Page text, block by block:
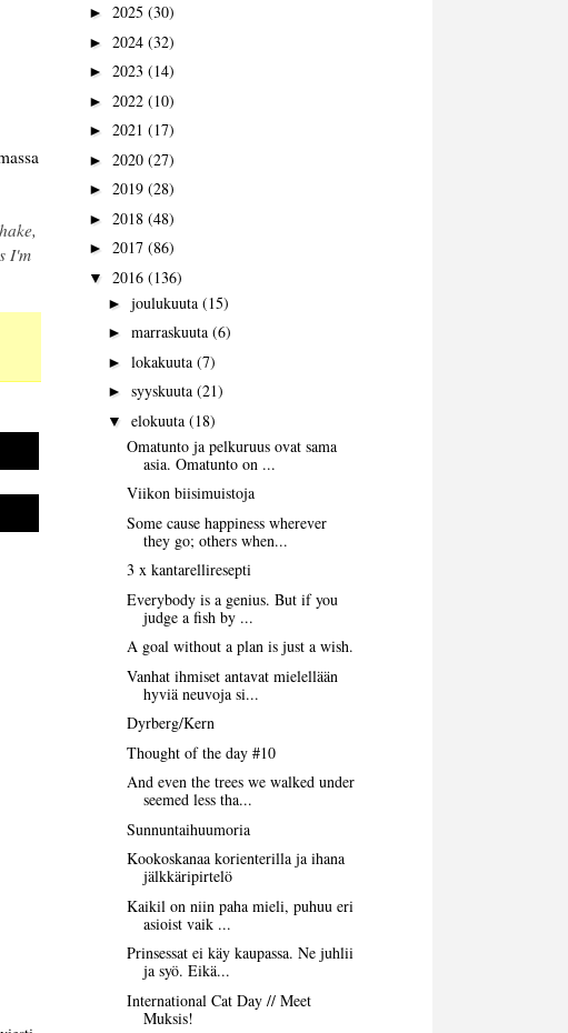
I'm
► 2025 (30)
► 2024 (32)
► 2023 (14)
► 2022 (10)
► 2021 (17)
► 2020 (27)
► 2019 (28)
► 2018 (48)
► 2017 (86)
▼ 2016 (136)
► joulukuuta (15)
► marraskuuta (6)
► lokakuuta (7)
► syyskuuta (21)
▼ elokuuta (18)
Omatunto ja pelkuruus ovat sama
asia. Omatunto on ...
Viikon biisimuistoja
Some cause happiness wherever
they go; others when...
3 x kantarelliresepti
Everybody is a genius. But if you
judge a fish by ...
A goal without a plan is just a wish.
Vanhat ihmiset antavat mielellään
hyviä neuvoja si...
Dyrberg/Kern
Thought of the day #10
And even the trees we walked under
seemed less tha...
Sunnuntaihuumoria
Kookoskanaa korienterilla ja ihana
jälkkäripirtelö
Kaikil on niin paha mieli, puhuu eri
asioist vaik ...
Prinsessat ei käy kaupassa. Ne juhlii
ja syö. Eikä...
International Cat Day // Meet
Muksis!